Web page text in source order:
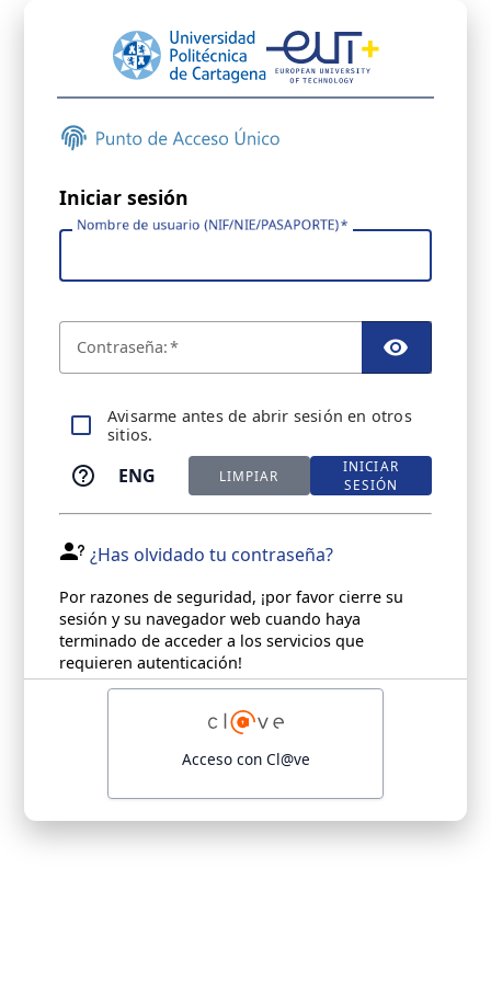
Iniciar sesión
Nombre de usuario (NIF/NIE/PASAPORTE)
Contraseña:
Avisarme antes de abrir sesión en otros
sitios.
ENG LIMPIAR
INICIAR
SESIÓN
¿Has olvidado tu contraseña?
Por razones de seguridad, ¡por favor cierre su
sesión y su navegador web cuando haya
terminado de acceder a los servicios que
requieren autenticación!